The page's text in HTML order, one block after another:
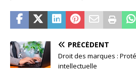
PRÉCÉDENT
Droit des marques :
intellectuelle